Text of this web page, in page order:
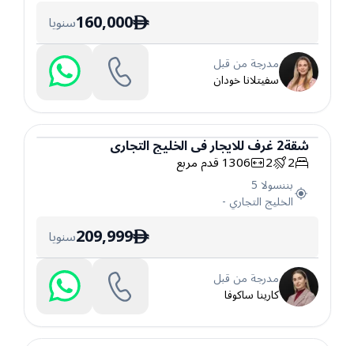
ê
160,000سنويا
مدرجة من قبل
سفيتلانا خودان
شقة
شقة2غرفللايجارفيالخليج التجاري
2
2
1306قدم مربع
بننسولا 5
الخليج التجاري -
ê
209,999سنويا
مدرجة من قبل
كارينا ساكوفا